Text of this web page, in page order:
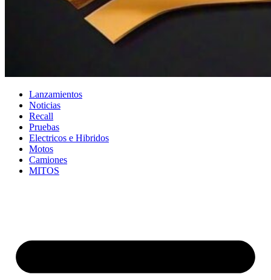
Lanzamientos
Noticias
Recall
Pruebas
Electricos e Hibridos
Motos
Camiones
MITOS